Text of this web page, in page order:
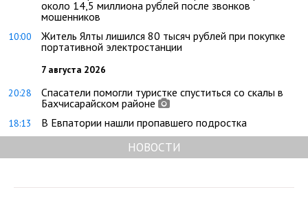
около 14,5 миллиона рублей после звонков
мошенников
10:00
Житель Ялты лишился 80 тысяч рублей при покупке
портативной электростанции
7 августа 2026
20:28
Спасатели помогли туристке спуститься со скалы в
Бахчисарайском районе
18:13 В Евпатории нашли пропавшего подростка
НОВОСТИ